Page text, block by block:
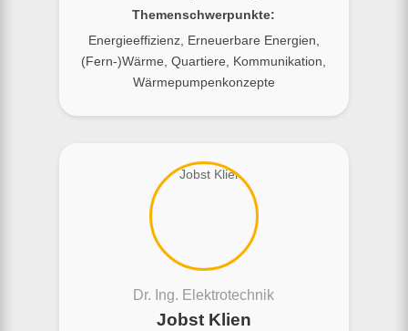
Themenschwerpunkte:
Energieeffizienz, Erneuerbare Energien,
(Fern-)Wärme, Quartiere, Kommunikation,
Wärmepumpenkonzepte
Dr. Ing. Elektrotechnik
Jobst Klien